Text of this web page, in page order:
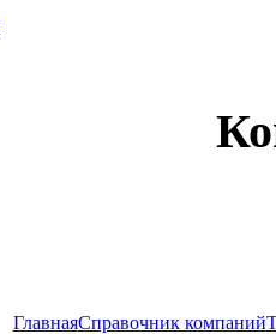
ГлавнаяСправочник компаний